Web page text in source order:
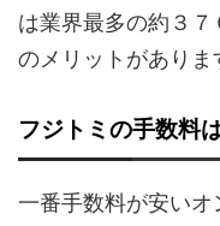
は業界最多の約３
のメリットがありま
フジトミの手数料
一番手数料が安い